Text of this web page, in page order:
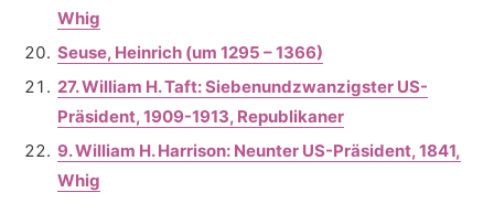
Whig
Seuse, Heinrich (um 1295 – 1366)
27. William H. Taft: Siebenundzwanzigster US-
Präsident, 1909-1913, Republikaner
9. William H. Harrison: Neunter US-Präsident, 1841,
Whig